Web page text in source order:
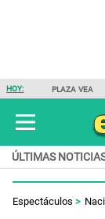
HOY: PLAZA VEA
ÚLTIMAS
Espectáculos